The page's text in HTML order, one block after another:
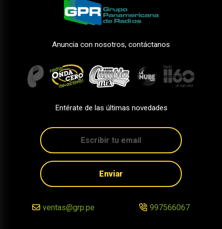
Anuncia con nosotros, contáctanos
Entérate de las últimas novedades
Enviar
ventas@grp.pe 997566067